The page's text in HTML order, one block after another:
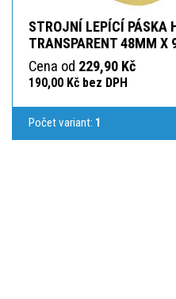
STROJNÍ LEPÍCÍ PÁSKA
TRANSPARENT 48MM X
Cena od 229,90 Kč
190,00 Kč bez DPH
Počet variant: 1